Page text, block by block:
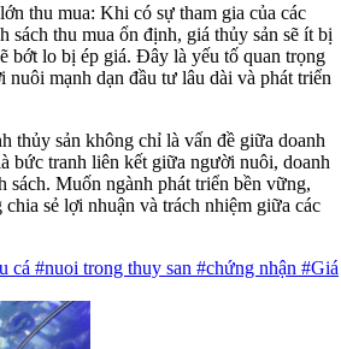
thu mua: Khi có sự tham gia của các
sách thu mua ổn định, giá thủy sản sẽ ít bị
bớt lo bị ép giá. Đây là yếu tố quan trọng
nuôi mạnh dạn đầu tư lâu dài và phát triển
thủy sản không chỉ là vấn đề giữa doanh
bức tranh liên kết giữa người nuôi, doanh
sách. Muốn ngành phát triển bền vững,
sẻ lợi nhuận và trách nhiệm giữa các
cá #nuoi trong thuy san #chứng nhận #Giá